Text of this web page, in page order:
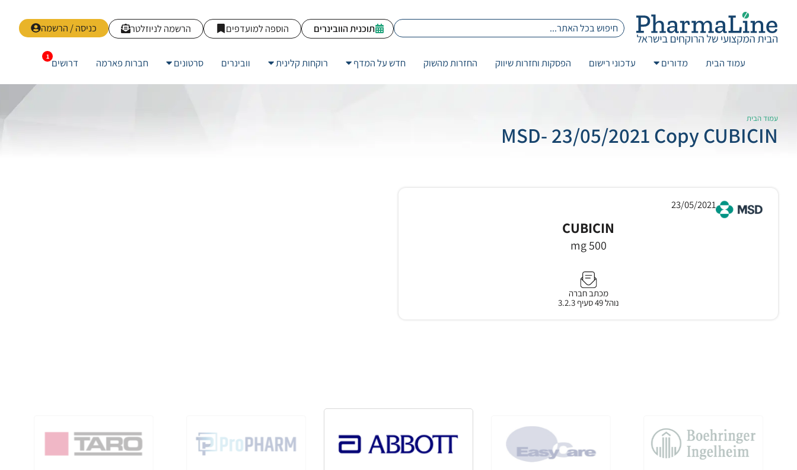
כניסה / הרשמה הרשמה לניוזלטר הוספה למועדפים תוכנית הוובינרים
עמוד הבית מדורים עדכוני רישום הפסקות וחזרות שיווק החזרות מהשוק חדש על המדף רוקחות קלינית וובינרים סרטונים חברות פארמה דרושים
עמוד הבית
MSD- 23/05/2021 Copy CUBICIN
23/05/2021
CUBICIN
500 mg
מכתב חברה
נוהל 49 סעיף 3.2.3